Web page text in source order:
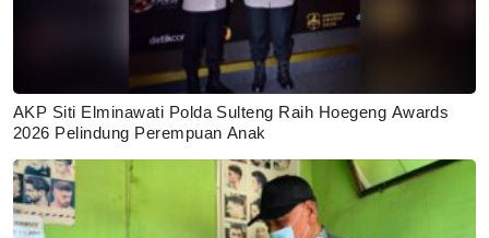
AKP Siti Elminawati Polda Sulteng Raih Hoegeng Awards
2026 Pelindung Perempuan Anak